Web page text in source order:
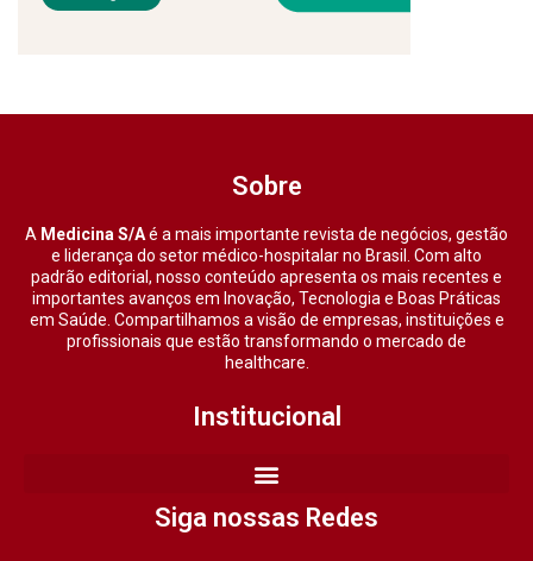
Sobre
A Medicina S/Aé a mais importante revista de negócios, gestão
e liderança do setor médico-hospitalar no Brasil. Com alto
padrão editorial, nosso conteúdo apresenta os mais recentes e
importantes avanços em Inovação, Tecnologia e Boas Práticas
em Saúde. Compartilhamos a visão de empresas, instituições e
profissionais que estão transformando o mercado de
healthcare.
Institucional
Siga nossas Redes